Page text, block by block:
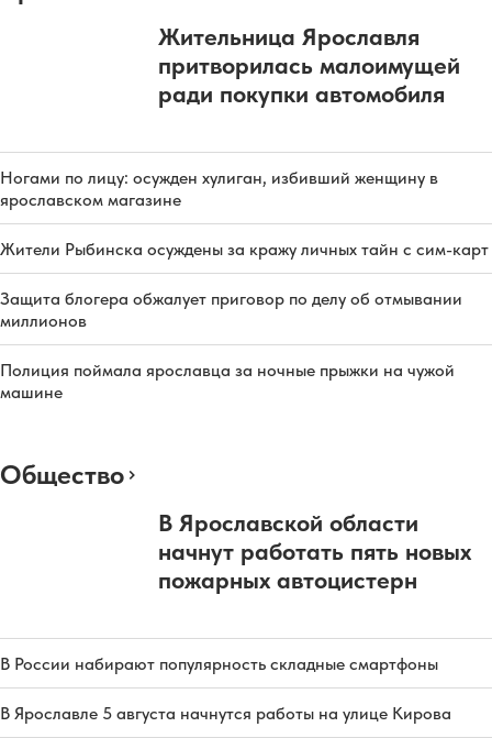
Жительница Ярославля
притворилась малоимущей
ради покупки автомобиля
Ногами по лицу: осужден хулиган, избивший женщину в
ярославском магазине
Жители Рыбинска осуждены за кражу личных тайн с сим-карт
Защита блогера обжалует приговор по делу об отмывании
миллионов
Полиция поймала ярославца за ночные прыжки на чужой
машине
Общество
В Ярославской области
начнут работать пять новых
пожарных автоцистерн
В России набирают популярность складные смартфоны
В Ярославле 5 августа начнутся работы на улице Кирова